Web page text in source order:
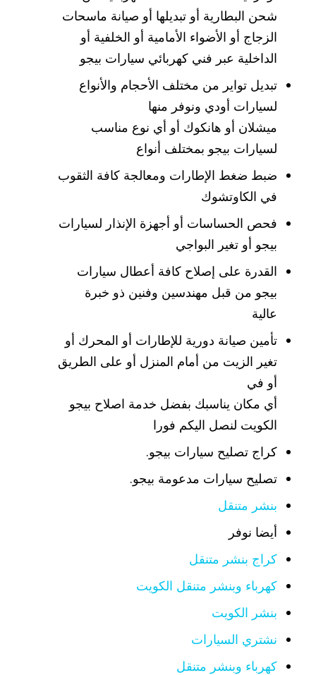
شحن البطارية أو تبديلها أو صيانة ماسحات
الزجاج أو الأضواء الأمامية أو الخلفية أو
الداخلية عبر فني كهربائي سيارات بيجو
تبديل تواير من مختلف الأحجام والأنواع
لسيارات أودي ونوفر منها
ميشلان أو هانكوك أو أي نوع مناسب
لسيارات بيجو بمختلف أنواع
ضبط ضغط الإطارات ومعالجة كافة الثقوب
في الكاوتشوك
فحص الحساسات أو أجهزة الإنذار لسيارات
بيجو أو تغير البواجي
القدرة على إصلاح كافة أعطال سيارات
بيجو من قبل مهندسين وفنين ذو خبرة
عالية
تأمين صيانة دورية للإطارات أو المحرك أو
تغير الزيت من أمام المنزل أو على الطريق
أو في
أي مكان يناسبك بفضل خدمة اصلاح بيجو
الكويت لنصل اليكم فورا
كراج تصليح سيارات بيجو.
تصليح سيارات مدعومة بيجو.
بنشر متنقل
أيضا نوفر
كراج بنشر متنقل
كهرباء وبنشر متنقل الكويت
بنشر الكويت
نشتري السيارات
كهرباء وبنشر متنقل